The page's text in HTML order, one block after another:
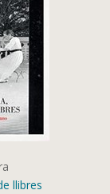
llibres